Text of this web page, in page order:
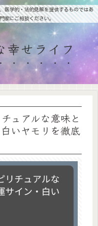
医学的・法的見解を提供するものではあ
家にご相談ください。
幸せライフ
ュアルな意味と
いヤモリを徹底